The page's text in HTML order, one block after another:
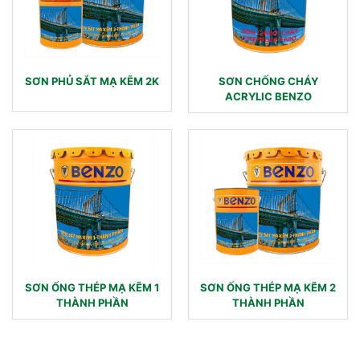
SƠN PHỦ SẮT MẠ KẼM 2K
SƠN CHỐNG CHÁY
ACRYLIC BENZO
SƠN ỐNG THÉP MẠ KẼM 1
THÀNH PHẦN
SƠN ỐNG THÉP MẠ KẼM 2
THÀNH PHẦN